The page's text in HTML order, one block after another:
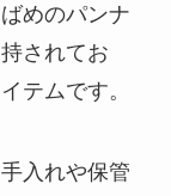
めのパンナ
されてお
テムです。
入れや保管